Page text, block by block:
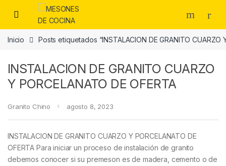
Skip to navigation
Skip to content
Inicio Posts etiquetados “INSTALACION DE GRANITO CUARZO
INSTALACION DE GRANITO CUARZO
Y PORCELANATO DE OFERTA
Granito Chino agosto 8, 2023
INSTALACION DE GRANITO CUARZO Y PORCELANATO DE
OFERTA Para iniciar un proceso de instalación de granito
debemos conocer si su premeson es de madera, cemento o de